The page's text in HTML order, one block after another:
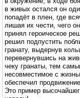
в живых остался он
попадёт в плен, где
лишая их чести, чего
принял героическое
решил подпустить
гранату, выдернув
перевернувшись на
чеку гранаты, тем
несовместимое с
обеспечил
Это пример